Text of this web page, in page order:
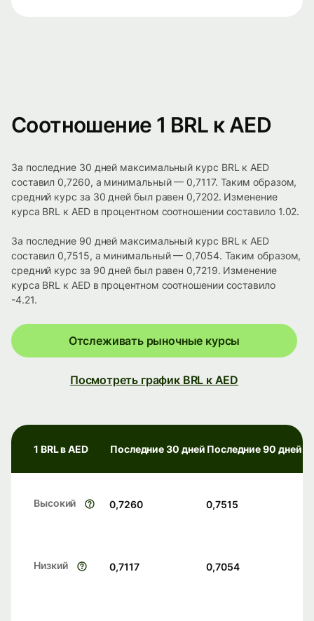
Соотношение 1 BRL к AED
За последние 30 дней максимальный курс BRL к AED
составил 0,7260, а минимальный — 0,7117. Таким образом,
средний курс за 30 дней был равен 0,7202. Изменение
курса BRL к AED в процентном соотношении составило 1.02.
За последние 90 дней максимальный курс BRL к AED
составил 0,7515, а минимальный — 0,7054. Таким образом,
средний курс за 90 дней был равен 0,7219. Изменение
курса BRL к AED в процентном соотношении составило
-4.21.
Отслеживать рыночные курсы
Посмотреть график BRL к AED
1 BRL в AED Последние 30 дней Последние 90 дней
Высокий 0,7260 0,7515
Низкий 0,7117 0,7054